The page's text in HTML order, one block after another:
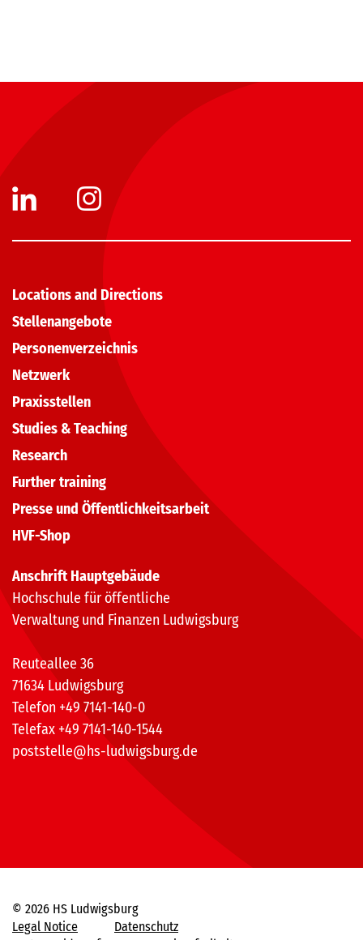
Locations and Directions
Stellenangebote
Personenverzeichnis
Netzwerk
Praxisstellen
Studies & Teaching
Research
Further training
Presse und Öffentlichkeitsarbeit
HVF-Shop
Anschrift Hauptgebäude
Hochschule für öffentliche
Verwaltung und Finanzen Ludwigsburg
Reuteallee 36
71634 Ludwigsburg
Telefon +49 7141-140-0
Telefax +49 7141-140-1544
poststelle@hs-ludwigsburg.de
© 2026 HS Ludwigsburg
Legal Notice
Datenschutz